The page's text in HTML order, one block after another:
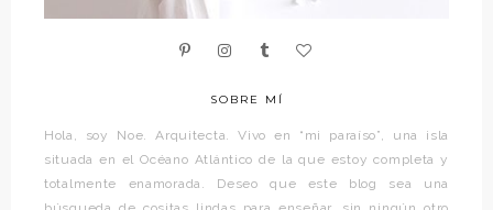
SOBRE MÍ
Hola, soy Noe. Arquitecta. Vivo en “mi paraíso”, una isla
situada en el Océano Atlántico de la que estoy completa y
totalmente enamorada. Deseo que este blog sea una